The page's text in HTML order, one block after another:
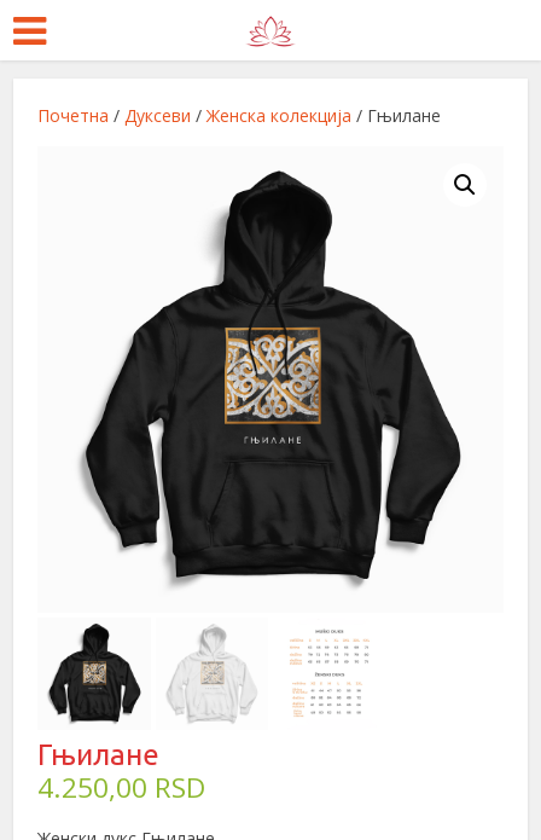
Почетна /Дуксеви /Женска колекција / Гњилане
Гњилане
4.250,00 RSD